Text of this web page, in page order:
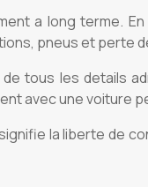
a long terme.
pneus et perte
tous les details
avec une voiture
la liberte de